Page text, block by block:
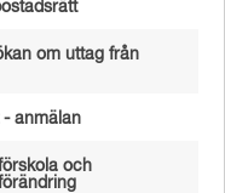
om uttag från
- anmälan
och